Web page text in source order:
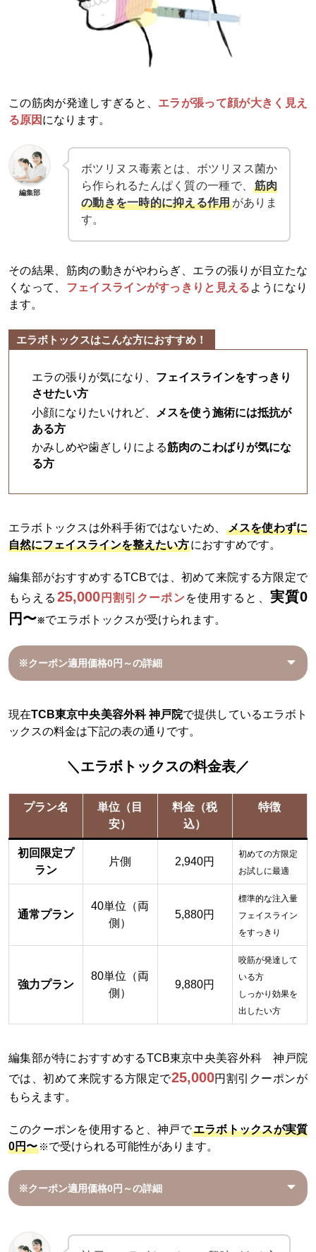
この筋肉が発達しすぎると、 エラが張って顔が大きく見え
る原因 になります。
編集部
ボツリヌス毒素とは、ボツリヌス菌か
ら作られるたんぱく質の一種で、筋肉
の動きを一時的に抑える作用がありま
す。
その結果、筋肉の動きがやわらぎ、エラの張りが目立たな
くなって、 フェイスラインがすっきりと見える ようになり
ます。
エラボトックスはこんな方におすすめ！
エラの張りが気になり、 フェイスラインをすっきり
させたい方
小顔になりたいけれど、
メスを使う施術には抵抗が
ある方
かみしめや歯ぎしりによる筋肉のこわばりが気にな
る方
エラボトックスは外科手術ではないため、
メスを使わずに
自然にフェイスラインを整えたい方におすすめです。
編集部がおすすめするTCBでは、初めて来院する方限定で
もらえる 25,000円割引クーポンを使用すると、 実質0
円〜※でエラボトックスが受けられます。
※クーポン適用価格0円～の詳細
現在TCB東京中央美容外科 神戸院で提供しているエラボト
ックスの料金は下記の表の通りです。
＼エラボトックスの料金表／
プラン名
単位（目
安）
料金（税
込）
特徴
初回限定プ
ラン
片側 2,940円
初めての方限定
お試しに最適
通常プラン
40単位（両
側）
5,880円
標準的な注入量
フェイスライン
をすっきり
強力プラン
80単位（両
側）
9,880円
咬筋が発達して
いる方
しっかり効果を
出したい方
編集部が特におすすめするTCB東京中央美容外科 神戸院
では、初めて来院する方限定で25,000円割引クーポンが
もらえます。
このクーポンを使用すると、神戸でエラボトックスが実質
0円〜 ※で受けられる可能性があります。
※クーポン適用価格0円～の詳細